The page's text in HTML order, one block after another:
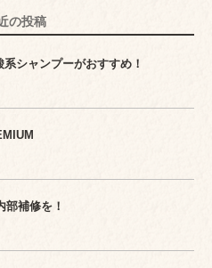
の投稿
シャンプーがおすすめ！
補修を！